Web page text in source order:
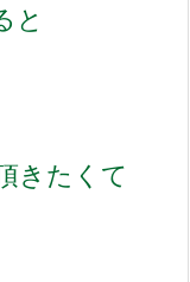
と
きたくて